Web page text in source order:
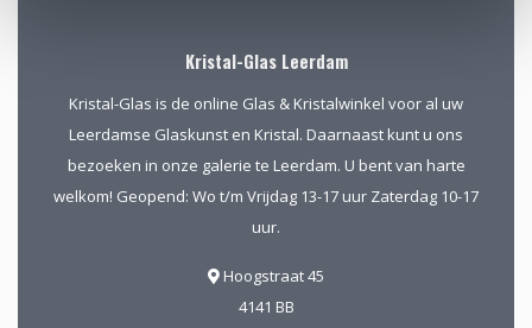
Kristal-Glas Leerdam
Kristal-Glas is de online Glas & Kristalwinkel voor al uw
Leerdamse Glaskunst en Kristal. Daarnaast kunt u ons
bezoeken in onze galerie te Leerdam. U bent van harte
welkom! Geopend: Wo t/m Vrijdag 13-17 uur Zaterdag 10-17
uur.
Hoogstraat 45
4141 BB